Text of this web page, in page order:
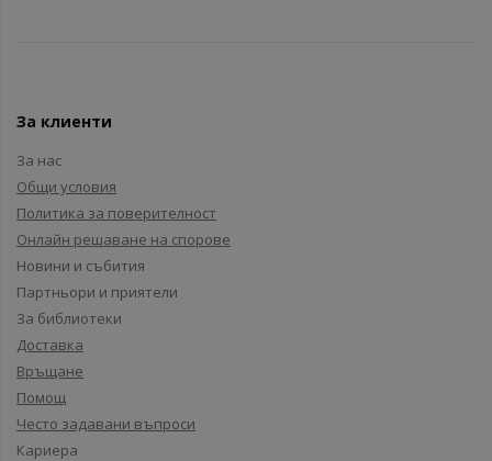
За клиенти
За нас
Общи условия
Политика за поверителност
Онлайн решаване на спорове
Новини и събития
Партньори и приятели
За библиотеки
Доставка
Връщане
Помощ
Често задавани въпроси
Кариера